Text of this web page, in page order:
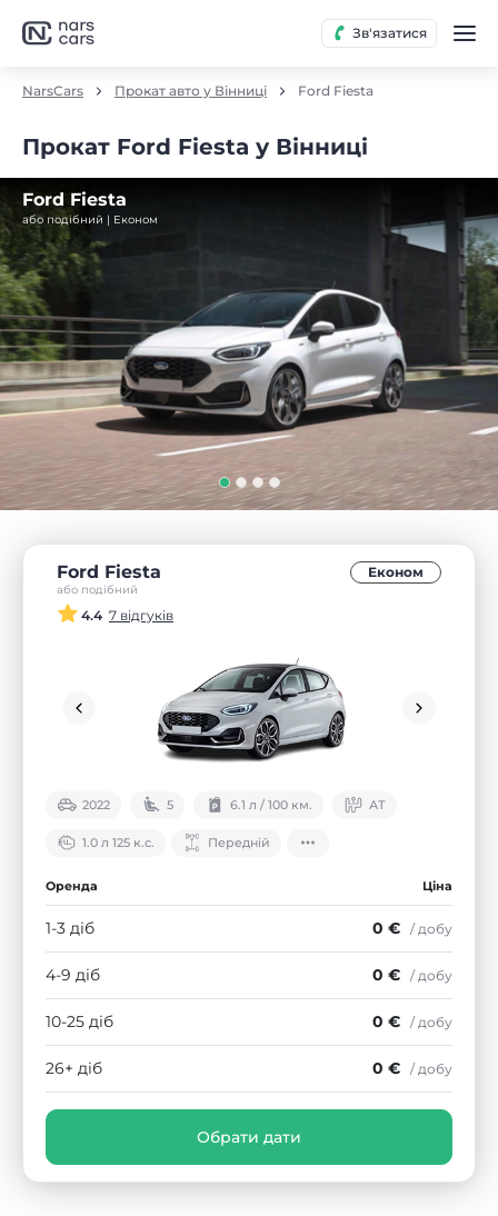
Зв'язатися
NarsCars Прокат авто у Вінниці Ford Fiesta
Прокат Ford Fiesta у Вінниці
Ford Fiesta
або подібний | Економ
Ford Fiesta
або подібний
Економ
4.4 7 відгуків
2022 5 6.1 л / 100 км. АТ
1.0 л 125 к.с. Передній
Оренда Ціна
1-3 діб 0 € / добу
4-9 діб 0 € / добу
10-25 діб 0 € / добу
26+ діб 0 € / добу
Обрати дати